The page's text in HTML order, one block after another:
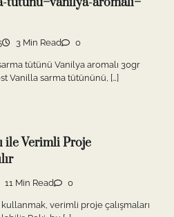
3 Min Read 0
tütünü Vanilya aromalı 30gr
Vanilla sarma tütününü, […]
ile Verimli Proje
11 Min Read 0
kullanmak, verimli proje çalışmaları